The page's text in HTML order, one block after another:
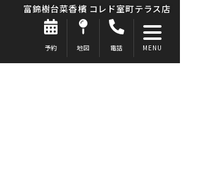
富錦樹台菜香檳 コレド室町テラス店
予約 地図 電話